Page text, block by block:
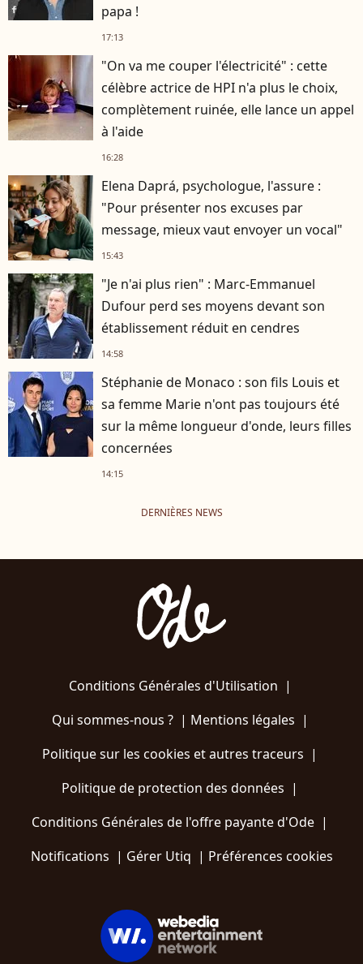
papa !
17:13
"On va me couper l'électricité" : cette
célèbre actrice de HPI n'a plus le choix,
complètement ruinée, elle lance un appel
à l'aide
16:28
Elena Daprá, psychologue, l'assure :
"Pour présenter nos excuses par
message, mieux vaut envoyer un vocal"
15:43
"Je n'ai plus rien" : Marc-Emmanuel
Dufour perd ses moyens devant son
établissement réduit en cendres
14:58
Stéphanie de Monaco : son fils Louis et
sa femme Marie n'ont pas toujours été
sur la même longueur d'onde, leurs filles
concernées
14:15
DERNIÈRES NEWS
Conditions Générales d'Utilisation |
Qui sommes-nous ?| Mentions légales |
Politique sur les cookies et autres traceurs |
Politique de protection des données |
Conditions Générales de l'offre payante d'Ode |
Notifications | Gérer Utiq | Préférences cookies